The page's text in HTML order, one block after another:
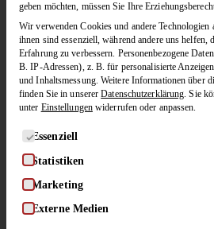
Discofox als
Alle Stufen 40 Lektionen
Übersicht
geben möchten, müssen Sie Ihre
Wir verwenden Cookies und andere Technologien
ihnen sind essenziell, während andere uns helfen,
Erfahrung zu verbessern. Personenbezogene
B. IP-Adressen), z. B. für personalisierte
und Inhaltsmessung. Weitere Informationen über
finden Sie in unsererDatenschutzerklärung. Sie
unter Einstellungenwiderrufen oder anpassen.
Es folgt eine Liste der Service-
Essenziell
Statistiken
Marketing
Externe Medien